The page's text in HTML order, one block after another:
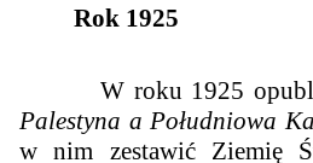
Rok 1925
W roku 1925
Palestyna a Południowa
w nim zestawić Ziemię